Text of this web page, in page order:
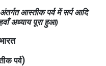
आस्तीक पर्व में सर्प आदि
अध्याय पूरा हुआ)
पर्व)